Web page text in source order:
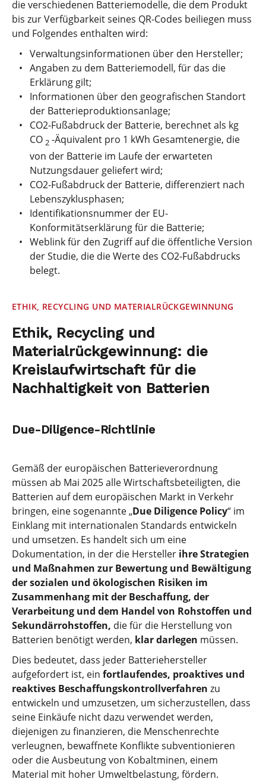
die verschiedenen Batteriemodelle, die dem Produkt
bis zur Verfügbarkeit seines QR-Codes beiliegen muss
und Folgendes enthalten wird:
Verwaltungsinformationen über den Hersteller;
Angaben zu dem Batteriemodell, für das die
Erklärung gilt;
Informationen über den geografischen Standort
der Batterieproduktionsanlage;
CO2-Fußabdruck der Batterie, berechnet als kg
CO 2 -Äquivalent pro 1 kWh Gesamtenergie, die
von der Batterie im Laufe der erwarteten
Nutzungsdauer geliefert wird;
CO2-Fußabdruck der Batterie, differenziert nach
Lebenszyklusphasen;
Identifikationsnummer der EU-
Konformitätserklärung für die Batterie;
Weblink für den Zugriff auf die öffentliche Version
der Studie, die die Werte des CO2-Fußabdrucks
belegt.
ETHIK, RECYCLING UND MATERIALRÜCKGEWINNUNG
Ethik, Recycling und
Materialrückgewinnung: die
Kreislaufwirtschaft für die
Nachhaltigkeit von Batterien
Due-Diligence-Richtlinie
Gemäß der europäischen Batterieverordnung
müssen ab Mai 2025 alle Wirtschaftsbeteiligten, die
Batterien auf dem europäischen Markt in Verkehr
bringen, eine sogenannte „Due Diligence Policy“ im
Einklang mit internationalen Standards entwickeln
und umsetzen. Es handelt sich um eine
Dokumentation, in der die Hersteller ihre Strategien
und Maßnahmen zur Bewertung und Bewältigung
der sozialen und ökologischen Risiken im
Zusammenhang mit der Beschaffung, der
Verarbeitung und dem Handel von Rohstoffen und
Sekundärrohstoffen, die für die Herstellung von
Batterien benötigt werden, klar darlegen müssen.
Dies bedeutet, dass jeder Batteriehersteller
aufgefordert ist, ein fortlaufendes, proaktives und
reaktives Beschaffungskontrollverfahren zu
entwickeln und umzusetzen, um sicherzustellen, dass
seine Einkäufe nicht dazu verwendet werden,
diejenigen zu finanzieren, die Menschenrechte
verleugnen, bewaffnete Konflikte subventionieren
oder die Ausbeutung von Kobaltminen, einem
Material mit hoher Umweltbelastung, fördern.